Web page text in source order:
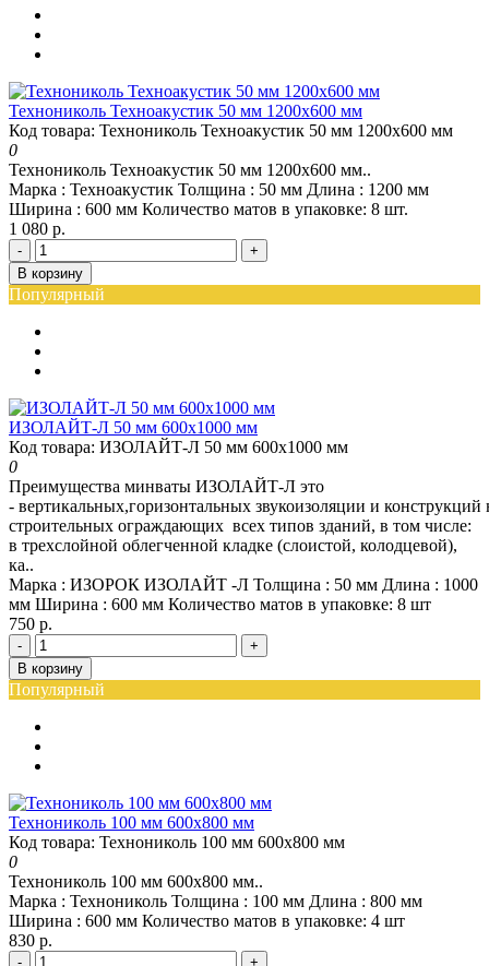
Технониколь Техноакустик 50 мм 1200х600 мм
Код товара: Технониколь Техноакустик 50 мм 1200х600 мм
0
Технониколь Техноакустик 50 мм 1200х600 мм..
Марка : Техноакустик Толщина : 50 мм Длина : 1200 мм
Ширина : 600 мм Количество матов в упаковке: 8 шт.
1 080 р.
-
+
В корзину
Популярный
ИЗОЛАЙТ-Л 50 мм 600х1000 мм
Код товара: ИЗОЛАЙТ-Л 50 мм 600х1000 мм
0
Преимущества минваты ИЗОЛАЙТ-Л это
- вертикальных,горизонтальных звукоизоляции и
строительных ограждающих всех типов зданий, в том числе:
в трехслойной облегченной кладке (слоистой, колодцевой),
ка..
Марка : ИЗОРОК ИЗОЛАЙТ -Л Толщина : 50 мм Длина : 1000
мм Ширина : 600 мм Количество матов в упаковке: 8 шт
750 р.
-
+
В корзину
Популярный
Технониколь 100 мм 600х800 мм
Код товара: Технониколь 100 мм 600х800 мм
0
Технониколь 100 мм 600х800 мм..
Марка : Технониколь Толщина : 100 мм Длина : 800 мм
Ширина : 600 мм Количество матов в упаковке: 4 шт
830 р.
- +